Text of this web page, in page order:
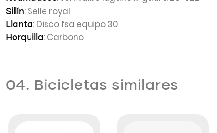
Sillín: Selle royal
Llanta: Disco fsa equipo 30
Horquilla: Carbono
04. Bicicletas similares